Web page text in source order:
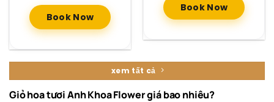
Book Now
Book Now
xem tất cả
Giỏ hoa tươi Anh Khoa Flower giá bao nhiêu?